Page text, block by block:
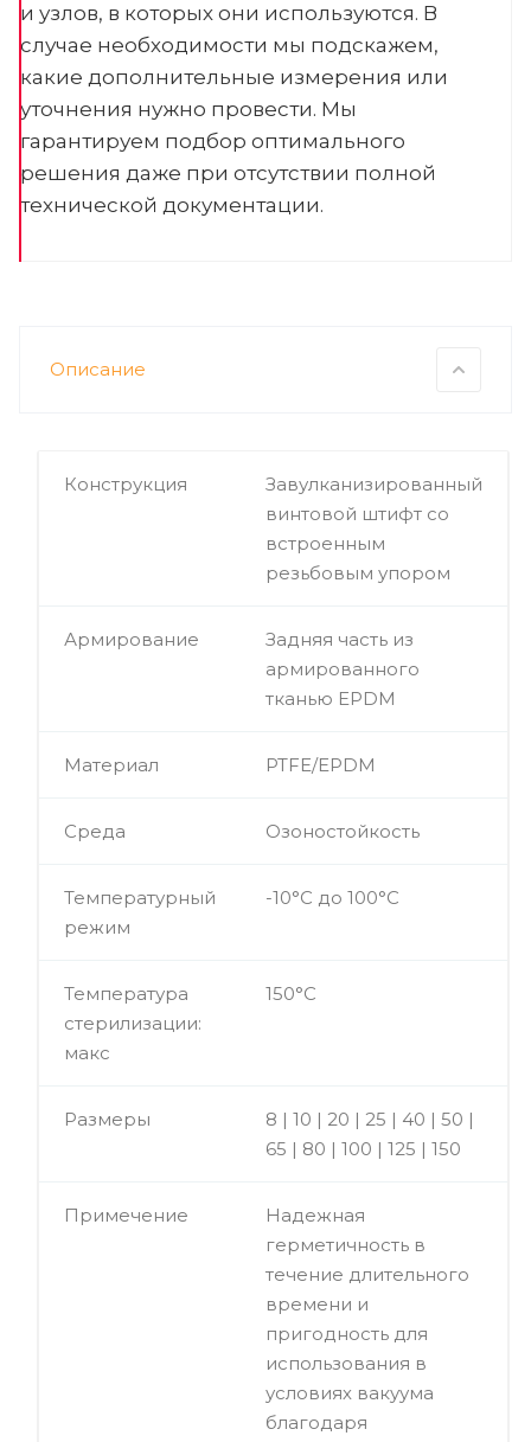
и узлов, в которых они используются. В
случае необходимости мы подскажем,
какие дополнительные измерения или
уточнения нужно провести. Мы
гарантируем подбор оптимального
решения даже при отсутствии полной
технической документации.
Описание
Конструкция
Завулканизированный
винтовой штифт со
встроенным
резьбовым упором
Армирование
Задняя часть из
армированного
тканью EPDM
Материал PTFE/EPDM
Среда Озоностойкость
Температурный
режим
-10°C до 100°C
Температура
стерилизации:
макс
150°C
Размеры
8 | 10 | 20 | 25 | 40 | 50 |
65 | 80 | 100 | 125 | 150
Примечение
Надежная
герметичность в
течение длительного
времени и
пригодность для
использования в
условиях вакуума
благодаря